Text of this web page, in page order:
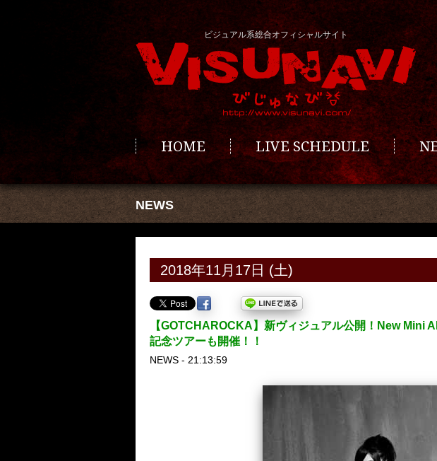
ビジュアル系総合オフィシャルサイト
HOME LIVE SCHEDULE
NEWS
2018年11月17日 (土)
【GOTCHAROCKA】新ヴィジュアル公開！New Mini
記念ツアーも開催！！
NEWS - 21:13:59